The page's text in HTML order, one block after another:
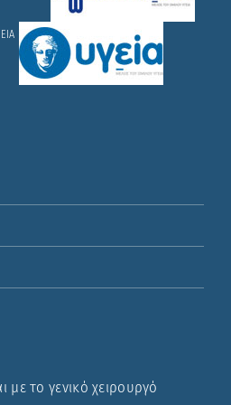
με το γενικό χειρουργό